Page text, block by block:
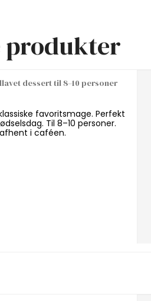
produkter
dessert til 8–10 personer
favoritsmage. Perfekt
Til 8–10 personer.
i caféen.